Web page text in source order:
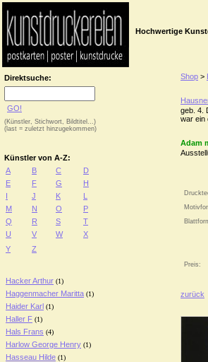
Hochwertige
Direktsuche:
GO!
(Künstler, Stichwort, Bildtitel...)
(last = zuletzt hinzugekommen)
Künstler von A-Z:
A
B C
D
E
F G
H
I
J K
L
M
N O
P
Q
R S
T
U
V W
X
Y
Z
Hacker Arthur (1)
Haggenmacher Maritta (1)
Haider Karl (1)
Haller F (1)
Hals Frans (4)
Harlow George Henry (1)
Hasseau Hilde (1)
Shop >
geb. 4.
war ein
Adam
Preis:
zurück